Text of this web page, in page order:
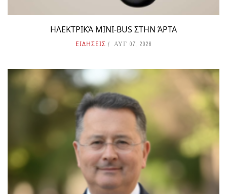
ΗΛΕΚΤΡΙΚΆ MINI-BUS ΣΤΗΝ ΆΡΤΑ
ΕΙΔΗΣΕΙΣ ΑΥΓ 07, 2026